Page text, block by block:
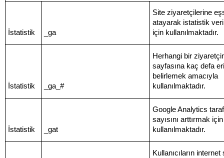
İstatistik _ga
Site ziyaretçilerine
atayarak istatistik
için kullanılmaktadır.
İstatistik _ga_#
Herhangi bir
sayfasına kaç defa
belirlemek amacıyla
kullanılmaktadır.
İstatistik _gat
Google Analytics
sayısını arttırmak için
kullanılmaktadır.
Kullanıcıların internet